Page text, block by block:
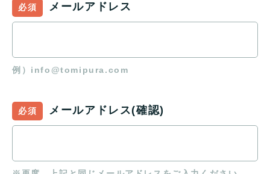
必須 メールアドレス
例）info@tomipura.com
必須 メールアドレス(確認)